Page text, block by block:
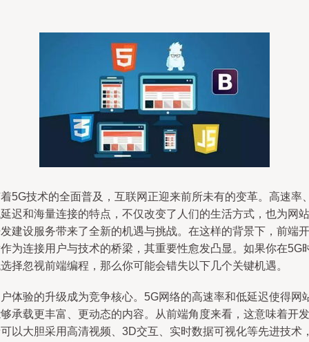
5G技术的全面普及，互联网正迎来前所未有的变革。高速率
迟和海量连接的特点，不仅改变了人们的生活方式，也为网站
建设服务带来了全新的机遇与挑战。在这样的背景下，前端开
为连接用户与技术的桥梁，其重要性愈发凸显。如果你在5G
择忽视前端编程，那么你可能会错失以下几个关键机遇。
体验的升级成为竞争核心。5G网络的高速率和低延迟使得网
承载更丰富、更动态的内容。从前端角度来看，这意味着开发
以大胆采用高清视频、3D交互、实时数据可视化等先进技术